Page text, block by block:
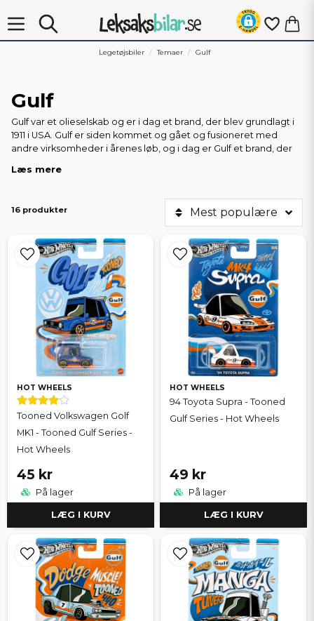
Legetøjsbiler Temaer Gulf
Gulf
Gulf var et olieselskab og er i dag et brand, der blev grundlagt i
1911 i USA. Gulf er siden kommet og gået og fusioneret med
andre virksomheder i årenes løb, og i dag er Gulf et brand, der
brandet af uafhængige benzinforhandlere, og Gulf-tankstationer
Leksaksbilar.se er vi særligt glade for legetøjsbiler og modelbiler
med Gulf-tema og har valgt at kategorisere disse produkter på
denne side, hvor du finder alle vores biler med Gulf-logoet og
Gulf-farverne blå og orange. Gulf var engang en stor sponsor af
motorsport, og derfor er det almindeligt, at Gulf-logoet og -
farverne optræder på legetøjs- og modelbiler.
Læs mere
16 produkter Mest populære
HOT WHEELS
Tooned Volkswagen Golf
MK1 - Tooned Gulf Series -
Hot Wheels
45 kr
På lager
LÆG I KURV
HOT WHEELS
94 Toyota Supra - Tooned
Gulf Series - Hot Wheels
49 kr
På lager
LÆG I KURV